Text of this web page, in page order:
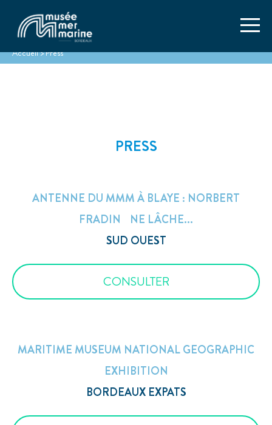
Accueil>Press
PRESS
ANTENNE DU MMM À BLAYE : NORBERT
FRADIN NE LÂCHE...
SUD OUEST
CONSULTER
MARITIME MUSEUM NATIONAL GEOGRAPHIC
EXHIBITION
BORDEAUX EXPATS